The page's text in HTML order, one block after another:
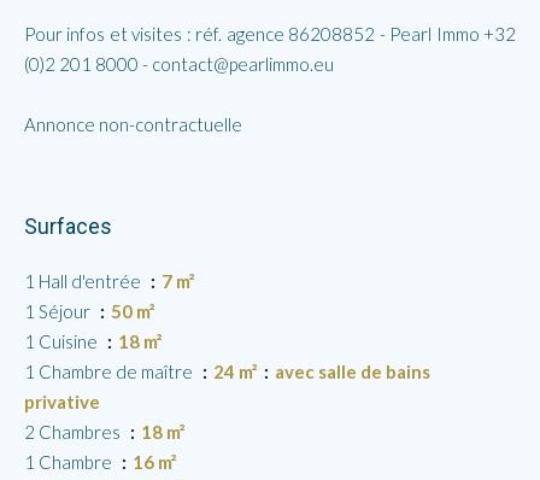
Pour infos et visites : réf. agence 86208852 - Pearl Immo +32
(0)2 201 8000 - contact@pearlimmo.eu
Annonce non-contractuelle
Surfaces
1 Hall d'entrée
7 m²
1 Séjour
50 m²
1 Cuisine
18 m²
1 Chambre de maître
24 m²
avec salle de bains
privative
2 Chambres
18 m²
1 Chambre
16 m²